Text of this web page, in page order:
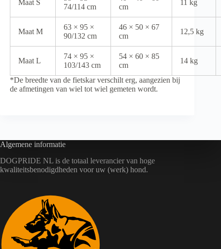
Maat S
74/114 cm
cm
11 kg
Maat M
63 × 95 ×
90/132 cm
46 × 50 × 67
cm
12,5 kg
Maat L
74 × 95 ×
103/143 cm
54 × 60 × 85
cm
14 kg
*De breedte van de fietskar verschilt erg, aangezien bij
de afmetingen van wiel tot wiel gemeten wordt.
Algemene informatie
DOGPRIDE NL is de totaal leverancier van hoge
kwaliteitsbenodigdheden voor uw (werk) hond.